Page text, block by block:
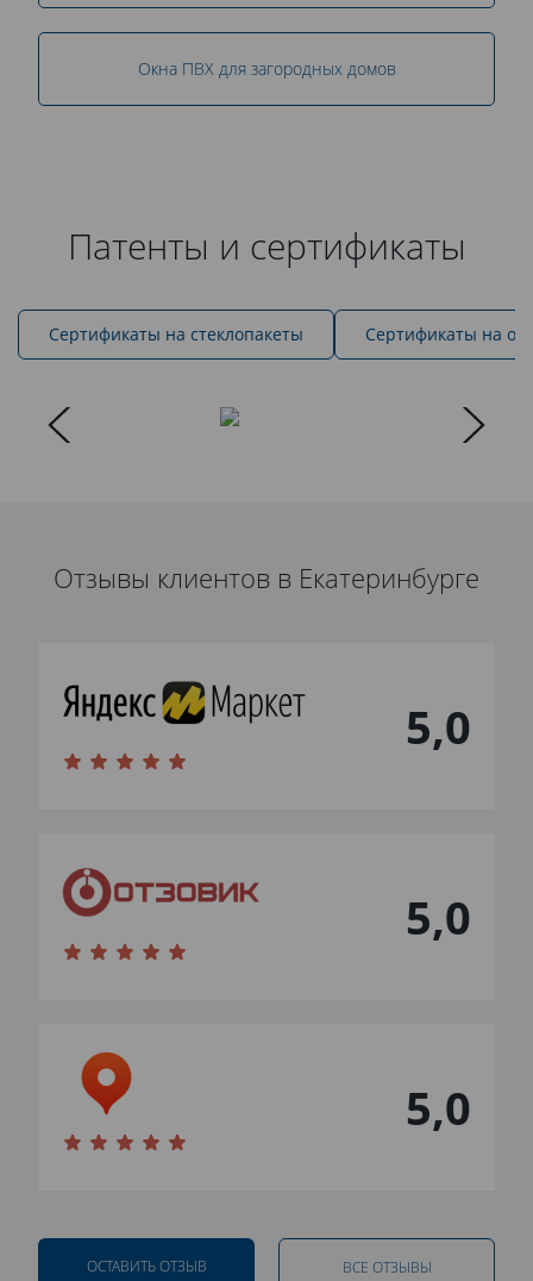
Окна ПВХ для загородных домов
Патенты и сертификаты
Cертификаты на стеклопакеты Сертификаты на
Отзывы клиентов в Екатеринбурге
5,0
5,0
5,0
ОСТАВИТЬ ОТЗЫВ ВСЕ ОТЗЫВЫ